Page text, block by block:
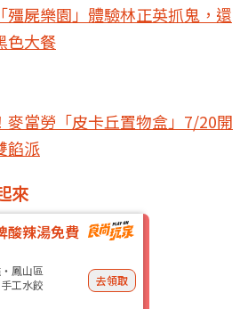
殭屍樂園」體驗林正英抓鬼，還
色大餐
麥當勞「皮卡丘置物盒」7/20開
餡派
來
酸辣湯免費
鳳山區
工水餃
去領取